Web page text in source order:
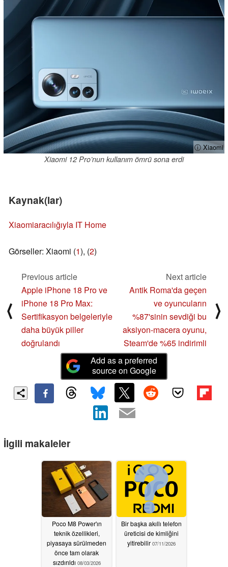
ⓘ Xiaomi
Xiaomi 12 Pro’nun kullanım ömrü sona erdi
Kaynak(lar)
Xiaomiaracılığıyla IT Home
Görseller: Xiaomi (1), (2)
⟨
Previous article
Apple iPhone 18 Pro ve
iPhone 18 Pro Max:
Sertifikasyon belgeleriyle
daha büyük piller
doğrulandı
Next article
Antik Roma'da geçen
ve oyuncuların
%87'sinin sevdiği bu
aksiyon-macera oyunu,
Steam'de %65 indirimli
⟩
Add as a preferred
source on Google
İlgili makaleler
Poco M8 Power'ın
teknik özellikleri,
piyasaya sürülmeden
önce tam olarak
sızdırıldı 08/03/2026
Bir başka akıllı telefon
üreticisi de kimliğini
yitirebilir 07/11/2026